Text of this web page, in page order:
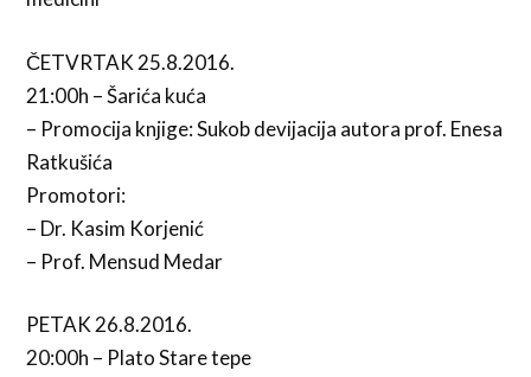
ČETVRTAK 25.8.2016.
21:00h – Šarića kuća
– Promocija knjige: Sukob devijacija autora prof. Enesa
Ratkušića
Promotori:
– Dr. Kasim Korjenić
– Prof. Mensud Medar
PETAK 26.8.2016.
20:00h – Plato Stare tepe